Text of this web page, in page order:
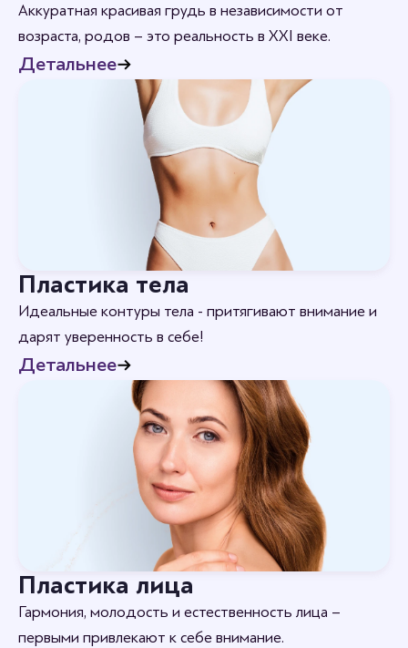
Аккуратная красивая грудь в независимости от
возраста, родов – это реальность в XXI веке.
Детальнее
Пластика тела
Идеальные контуры тела - притягивают внимание и
дарят уверенность в себе!
Детальнее
Пластика лица
Гармония, молодость и естественность лица –
первыми привлекают к себе внимание.